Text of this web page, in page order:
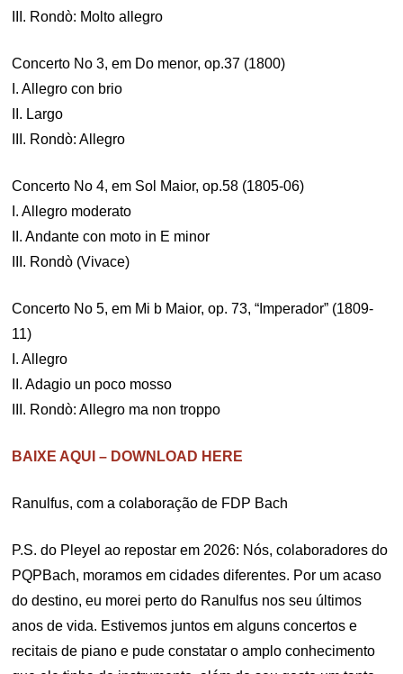
III. Rondò: Molto allegro
Concerto No 3, em Do menor, op.37 (1800)
I. Allegro con brio
II. Largo
III. Rondò: Allegro
Concerto No 4, em Sol Maior, op.58 (1805-06)
I. Allegro moderato
II. Andante con moto in E minor
III. Rondò (Vivace)
Concerto No 5, em Mi b Maior, op. 73, “Imperador” (1809-
11)
I. Allegro
II. Adagio un poco mosso
III. Rondò: Allegro ma non troppo
BAIXE AQUI – DOWNLOAD HERE
Ranulfus, com a colaboração de FDP Bach
P.S. do Pleyel ao repostar em 2026: Nós, colaboradores do
PQPBach, moramos em cidades diferentes. Por um acaso
do destino, eu morei perto do Ranulfus nos seu últimos
anos de vida. Estivemos juntos em alguns concertos e
recitais de piano e pude constatar o amplo conhecimento